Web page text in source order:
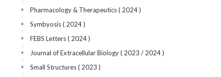
Pharmacology & Therapeutics( 2024 )
+
Symbyosis( 2024 )
+
FEBS Letters( 2024 )
+
Journal of Extracellular Biology( 2023 / 2024 )
+
Small Structures( 2023 )
+